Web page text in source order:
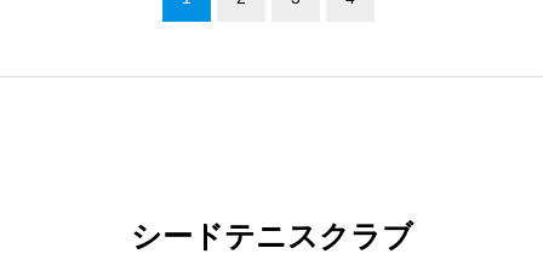
シードテニスクラブ